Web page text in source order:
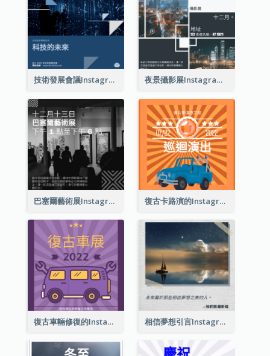
技術發展會議Instagram帖子 夜景攝影展Instagram貼子
巴塞爾藝術展Instagram帖子 復古卡路演的Instagram帖子
復古車輛修復的Instagram帖子 相信夢想引言Instagram帖子